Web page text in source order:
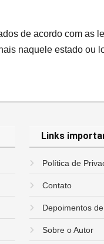
de acordo com as
naquele estado ou
Links
Política de
Contato
Depoimentos
Sobre o Autor